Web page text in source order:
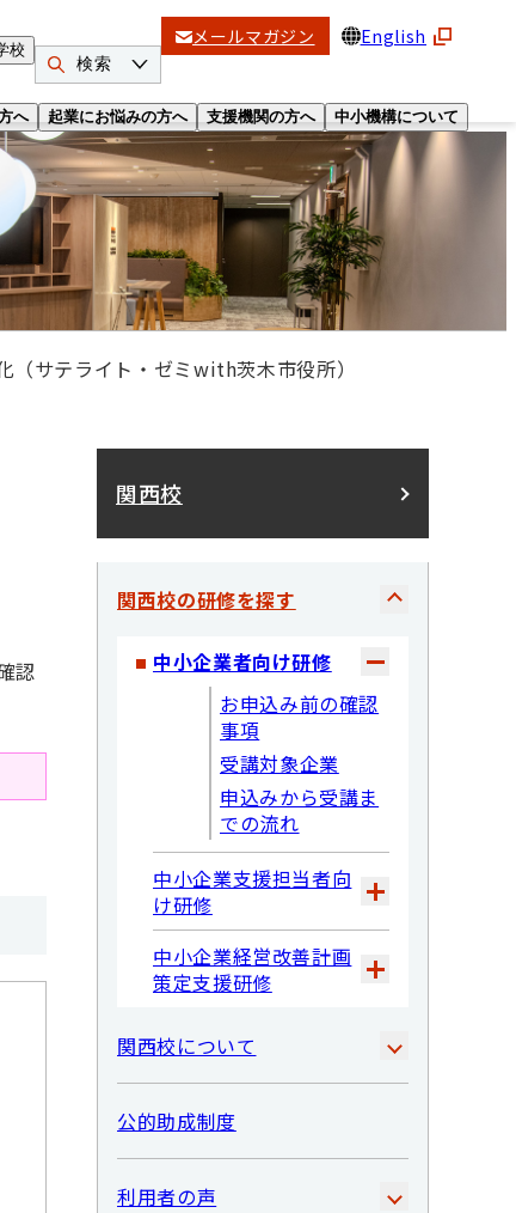
へ 起業にお悩みの方へ 支援機関の方へ 中小機構について
校
検索
メールマガジン English
（サテライト・ゼミwith茨木市役所）
認
関西校
関西校の研修を探す
中小企業者向け研修
お申込み前の確認
事項
受講対象企業
申込みから受講ま
での流れ
中小企業支援担当者向
け研修
中小企業経営改善計画
策定支援研修
関西校について
公的助成制度
利用者の声